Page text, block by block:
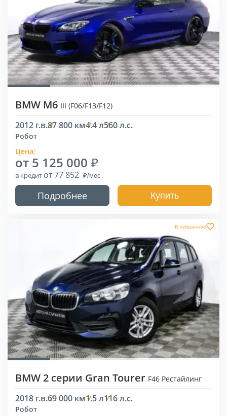
BMW M6 III (F06/F13/F12)
2012 г.в.87 800 км4.4 л560 л.с.
Робот
Цена:
от 5 125 000
в кредит от 77 852
Подробнее Купить
В избранное
BMW 2 серии Gran Tourer F46 Рестайлинг
2018 г.в.69 000 км1.5 л116 л.с.
Робот